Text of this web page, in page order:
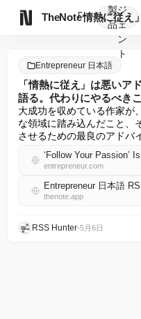
TheNote
製
品
ジ
ェ
ン
ト
Entrepreneur 日本語
「情熱に従え」は悪いア
語る。代わりにやるべき
大成功を収めている作家が
な領域に踏み込んだこと、
させるための最良のアドバ
entrepreneur.com
Entrepreneur 日本語
thenote.app
RSS Hunter•5月6日